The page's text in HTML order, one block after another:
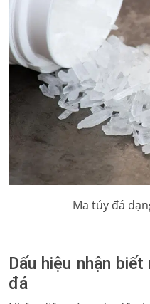
Ma túy đá
Dấu hiệu nhận
đá